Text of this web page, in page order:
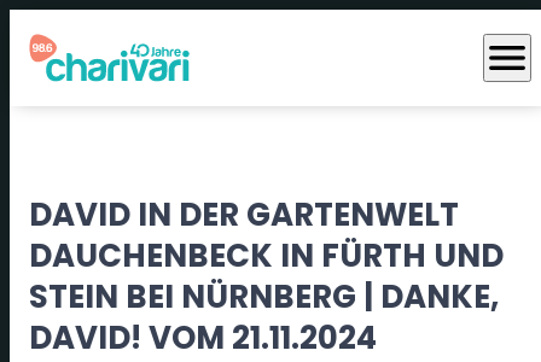
menu
DAVID IN DER GARTENWELT
DAUCHENBECK IN FÜRTH UND
STEIN BEI NÜRNBERG | DANKE,
DAVID! VOM 21.11.2024